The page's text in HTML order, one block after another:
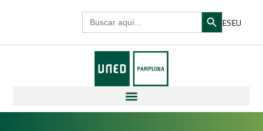
Search
for:
Search Button
ESEU